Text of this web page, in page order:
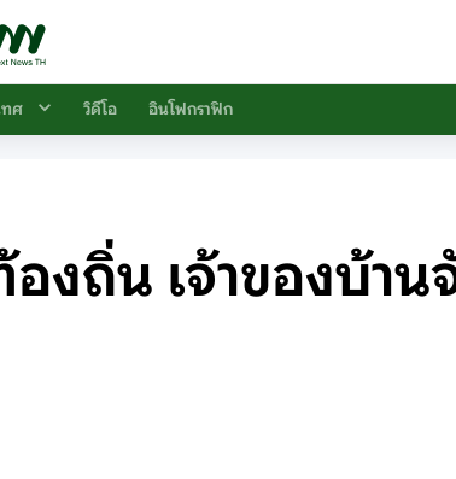
ทศ วิดีโอ อินโฟกราฟิก
งถิ่น เจ้าของบ้าน